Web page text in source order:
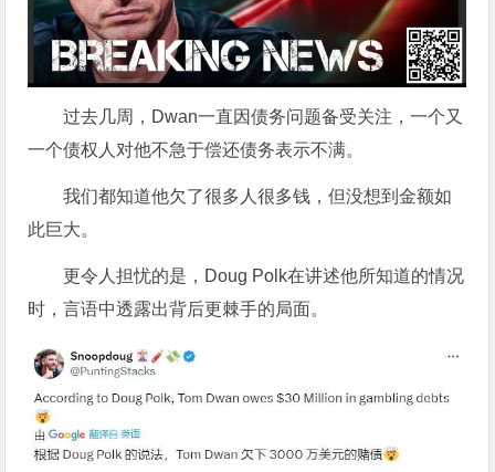
过去几周，Dwan一直因债务问题备受关注，一个又
一个债权人对他不急于偿还债务表示不满。
我们都知道他欠了很多人很多钱，但没想到金额如
此巨大。
更令人担忧的是，Doug Polk在讲述他所知道的情况
时，言语中透露出背后更棘手的局面。